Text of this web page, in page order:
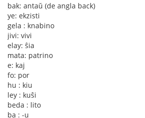
bak: antaŭ (de angla back)
ye: ekzisti
gela : knabino
jivi: vivi
elay: ŝia
mata: patrino
e: kaj
fo: por
hu : kiu
ley : kuŝi
beda : lito
ba : -u